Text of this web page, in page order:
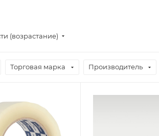
(возрастание)
Торговая марка Производитель